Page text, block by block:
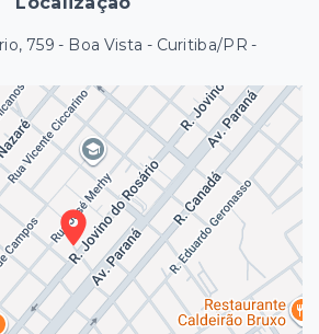
759 - Boa Vista - Curitiba/PR -